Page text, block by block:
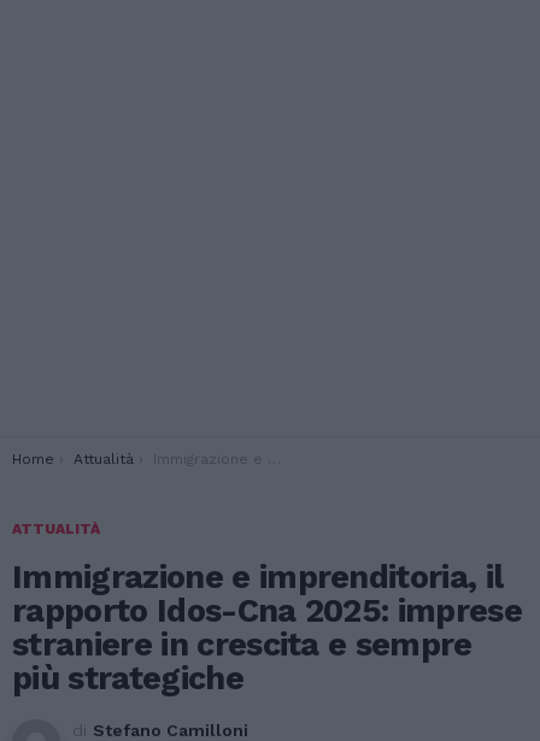
You are here:
Home Attualità Immigrazione e imprenditoria, il rapporto Idos-Cna 2025: imprese straniere in crescita e sempre più strategiche
ATTUALITÀ
Immigrazione e imprenditoria, il
rapporto Idos-Cna 2025: imprese
straniere in crescita e sempre
più strategiche
di Stefano Camilloni